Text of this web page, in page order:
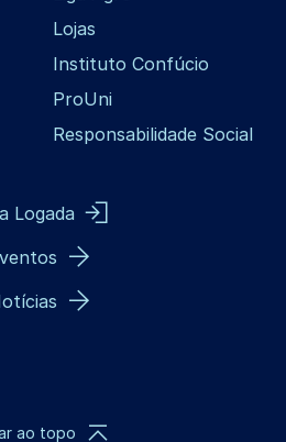
Lojas
Instituto Confúcio
ProUni
Responsabilidade Social
Logada
ao topo